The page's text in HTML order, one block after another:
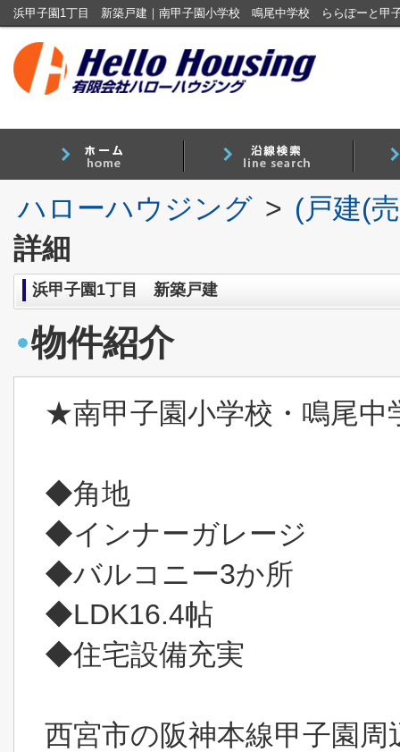
ハローハウジング > (戸建(
詳細
浜甲子園1丁目 新築戸建
物件紹介
★南甲子園小学校・鳴尾中
◆角地
◆インナーガレージ
◆バルコニー3か所
◆LDK16.4帖
◆住宅設備充実
西宮市の阪神本線甲子園